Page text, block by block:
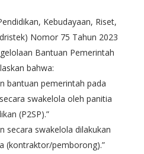
Kebudayaan, Riset,
Nomor 75 Tahun 2023
Bantuan Pemerintah
bahwa:
bantuan pemerintah pada
swakelola oleh panitia
(P2SP).”
secara swakelola dilakukan
(kontraktor/pemborong).”